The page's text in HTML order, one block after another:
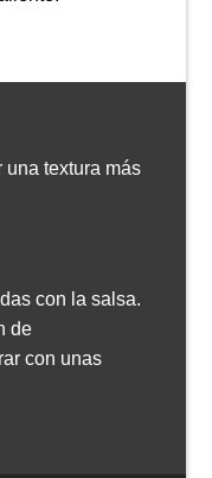
una textura más
con la salsa.
de
con unas